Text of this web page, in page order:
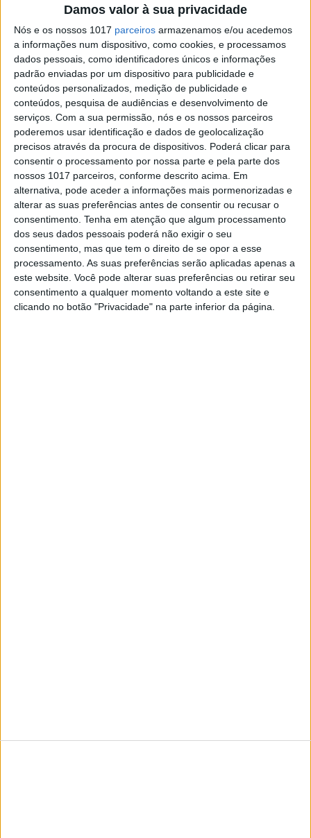
Damos valor à sua privacidade
Nós e os nossos 1017 parceiros armazenamos e/ou acedemos
a informações num dispositivo, como cookies, e processamos
dados pessoais, como identificadores únicos e informações
padrão enviadas por um dispositivo para publicidade e
conteúdos personalizados, medição de publicidade e
conteúdos, pesquisa de audiências e desenvolvimento de
serviços. Com a sua permissão, nós e os nossos parceiros
poderemos usar identificação e dados de geolocalização
precisos através da procura de dispositivos. Poderá clicar para
consentir o processamento por nossa parte e pela parte dos
nossos 1017 parceiros, conforme descrito acima. Em
alternativa, pode aceder a informações mais pormenorizadas e
alterar as suas preferências antes de consentir ou recusar o
consentimento. Tenha em atenção que algum processamento
dos seus dados pessoais poderá não exigir o seu
consentimento, mas que tem o direito de se opor a esse
processamento. As suas preferências serão aplicadas apenas a
este website. Você pode alterar suas preferências ou retirar seu
consentimento a qualquer momento voltando a este site e
clicando no botão "Privacidade" na parte inferior da página.
EXAME INFORMÁTICA
Os CEO da Nvidia, Intel e AMD
entram num 'bar'...
... e acabam todos a falar de Inteligência
Artificial. O cenário que parece saído do começo
de uma história engraçada, aconteceu mesmo
nesta terça-feira, em Seattle, num evento
realizado pela Lenovo e que juntou três das
maiores figuras do cada vez mais competitivo e
crucial mundo dos processadores
Exame Informática
promete melhorias significativas no rendering